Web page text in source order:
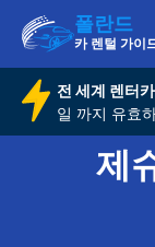
폴란드
카 렌털 가이
전 세계 렌터
일 까지 유효
제